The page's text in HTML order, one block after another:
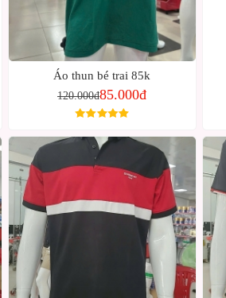
Áo thun bé trai 85k
120.000đ85.000đ